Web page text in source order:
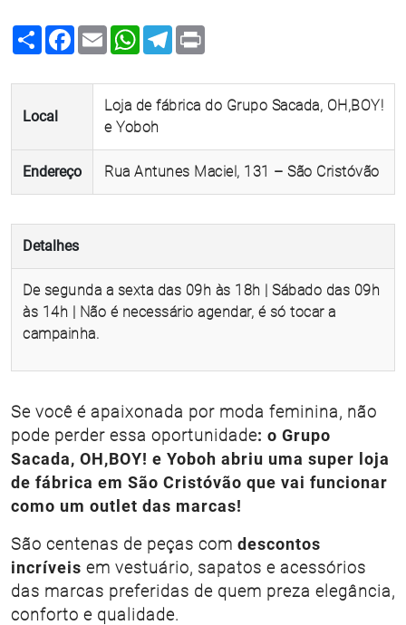
Share Facebook
Email WhatsApp
Telegram
Local
Loja de fábrica do Grupo Sacada, OH,BOY!
e Yoboh
Endereço Rua Antunes Maciel, 131 – São Cristóvão
Detalhes
De segunda a sexta das 09h às 18h | Sábado das 09h
às 14h | Não é necessário agendar, é só tocar a
campainha.
Se você é apaixonada por moda feminina, não
pode perder essa oportunidade: o Grupo
Sacada, OH,BOY! e Yoboh abriu uma super loja
de fábrica em São Cristóvão que vai funcionar
como um outlet das marcas!
São centenas de peças com descontos
incríveis em vestuário, sapatos e acessórios
das marcas preferidas de quem preza elegância,
conforto e qualidade.